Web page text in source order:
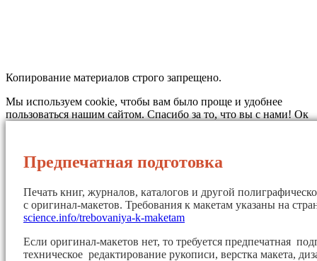
Копирование материалов строго запрещено.
Мы используем cookie, чтобы вам было проще и удобнее
пользоваться нашим сайтом. Спасибо за то, что вы с нами!Ок
Предпечатная подготовка
Печать книг, журналов, каталогов и другой
с оригинал-макетов. Требования к макетам указаны на
science.info/trebovaniya-k-maketam
Если оригинал-макетов нет, то требуется предпечатная
техническое редактирование рукописи, верстка макета,